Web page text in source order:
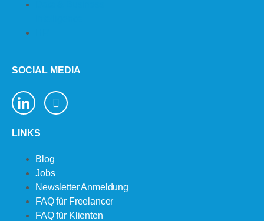
SOCIAL MEDIA
LINKS
Blog
Jobs
Newsletter Anmeldung
FAQ für Freelancer
FAQ für Klienten